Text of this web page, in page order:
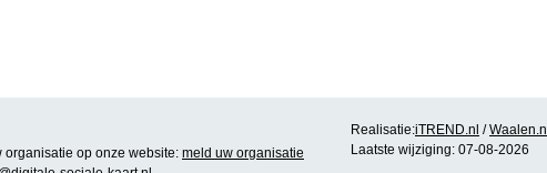
organisatie op onze website: meld uw organisatie
Realisatie:iTREND.nl /Waalen.nl
Laatste wijziging: 07-08-2026